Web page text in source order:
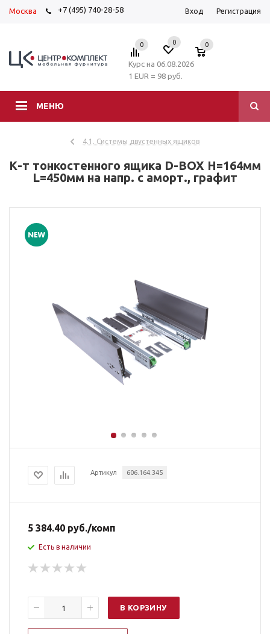
Москва +7 (495) 740-28-58 Вход Регистрация
МЕНЮ
0 0 0
Курс на 06.08.2026
1 EUR = 98 руб.
4.1. Системы двустенных ящиков
К-т тонкостенного ящика D-BOX H=164мм
L=450мм на напр. с аморт., графит
Артикул 606.164.345
5 384.40 руб./комп
Есть в наличии
В КОРЗИНУ